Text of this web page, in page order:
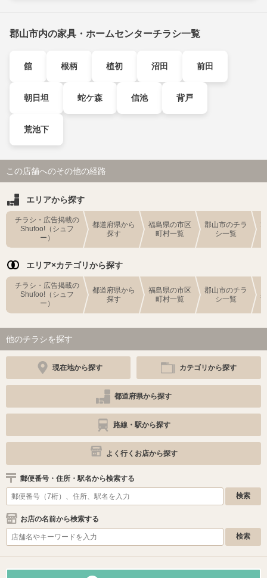
郡山市内の家具・ホームセンターチラシ一覧
舘 根柄 植初 沼田 前田
朝日坦 蛇ケ森 信池 背戸
荒池下
この店舗へのその他の経路
エリアから探す
チラシ・広告掲載の
Shufoo!（シュフ
ー）
都道府県から
探す
福島県の市区
町村一覧
郡山市のチラ
シ一覧
エリア×カテゴリから探す
チラシ・広告掲載の
Shufoo!（シュフ
ー）
都道府県から
探す
福島県の市区
町村一覧
郡山市のチラ
シ一覧
他のチラシを探す
現在地から探す カテゴリから探す
都道府県から探す
路線・駅から探す
よく行くお店から探す
郵便番号・住所・駅名から検索する
お店の名前から検索する